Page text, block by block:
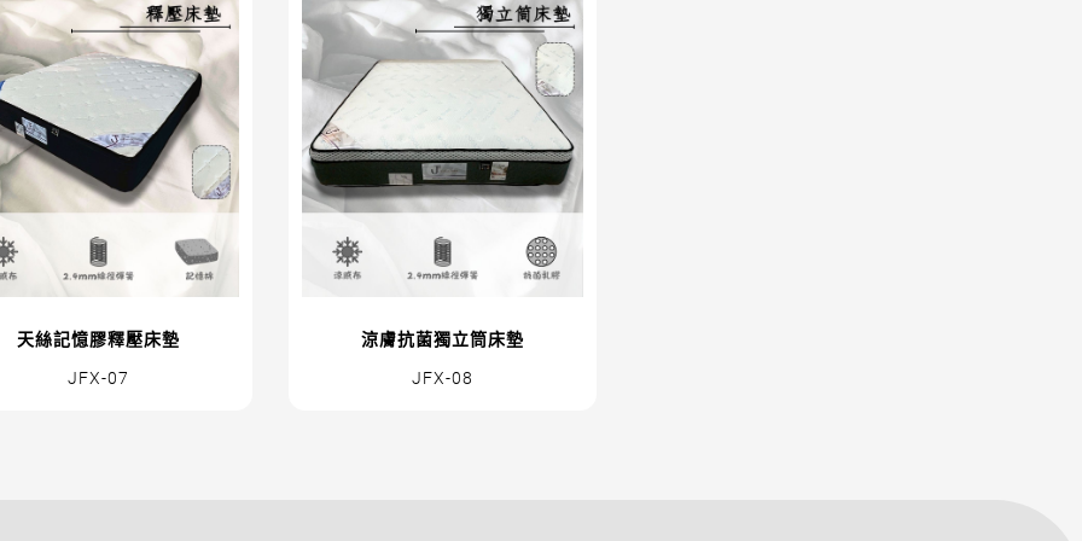
天絲記憶膠釋壓床墊
JFX-07
涼膚抗菌獨立筒床墊
JFX-08